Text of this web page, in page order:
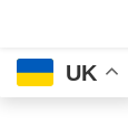
UK